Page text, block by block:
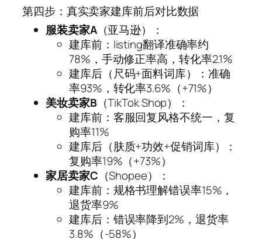
第四步：真实卖家建库前后对比数据
服装卖家A（亚马逊）：
建库前：listing翻译准确率约
78%，手动修正率高，转化率2.1%
建库后（尺码+面料词库）：准确
率93%，转化率3.6%（+71%）
美妆卖家B （TikTok Shop）：
建库前：客服回复风格不统一，复
购率11%
建库后（肤质+功效+促销词库）：
复购率19%（+73%）
家居卖家C （Shopee）：
建库前：规格书理解错误率15%，
退货率9%
建库后：错误率降到2%，退货率
3.8%（-58%）